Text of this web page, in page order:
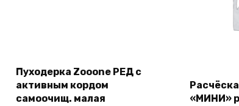
Пуходерка Zooone РЕД с
активным кордом
самоочищ. малая
«МИНИ»